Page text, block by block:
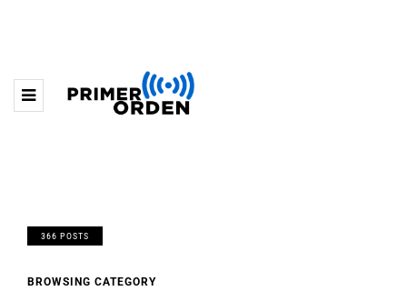
366 POSTS
BROWSING CATEGORY